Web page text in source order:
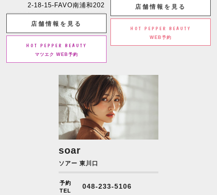
2-18-15-FAVO南浦和202
店舗情報を見る
HOT PEPPER BEAUTY
マツエク WEB予約
店舗情報を見る
HOT PEPPER BEAUTY
WEB予約
soar
ソアー 東川口
予約
TEL
048-233-5106